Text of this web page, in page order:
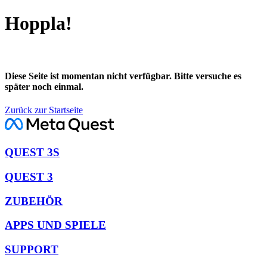
Hoppla!
Diese Seite ist momentan nicht verfügbar. Bitte versuche es
später noch einmal.
Zurück zur Startseite
QUEST 3S
QUEST 3
ZUBEHÖR
APPS UND SPIELE
SUPPORT